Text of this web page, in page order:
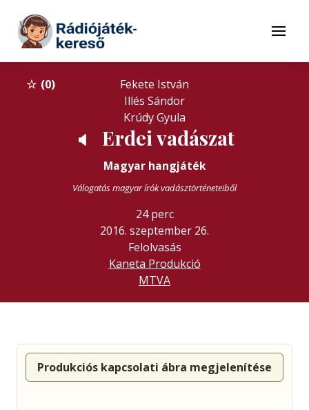
Tovább a tartalomhoz
Menü
0
Fekete István
Illés Sándor
Krúdy Gyula
🔈 Erdei vadászat
Magyar hangjáték
Válogatás magyar írók vadásztörténeteiből
24 perc
2016. szeptember 26.
Felolvasás
Kaneta Produkció
MTVA
Produkciós kapcsolati ábra megjelenítése